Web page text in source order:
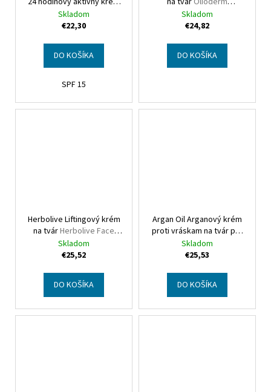
Botanics Argan 24
hours active face cream
Skladom
€22,30
DO KOŠÍKA
SPF 15
Hydrating Face Cream
Skladom
€24,82
DO KOŠÍKA
Herbolive Liftingový krém
na tvárHerbolive Face
liftime cream
Skladom
€25,52
DO KOŠÍKA
Argan Oil Arganový krém
proti vráskam na tvár pre
normálnu a suchú pokožku
Argan Oil Face Antiwrinkle
Skladom
€25,53
DO KOŠÍKA